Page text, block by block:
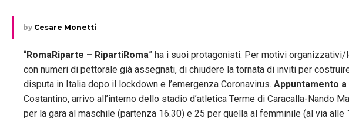
by Cesare Monetti
“RomaRiparte – RipartiRoma” ha i suoi protagonisti. Per motivi
con numeri di pettorale già assegnati, di chiudere la tornata di inviti per
disputa in Italia dopo il lockdown e l’emergenza Coronavirus. Appuntamento
Costantino, arrivo all’interno dello stadio d’atletica Terme di Caracalla-Nando
per la gara al maschile (partenza 16.30) e 25 per quella al femminile (al via alle